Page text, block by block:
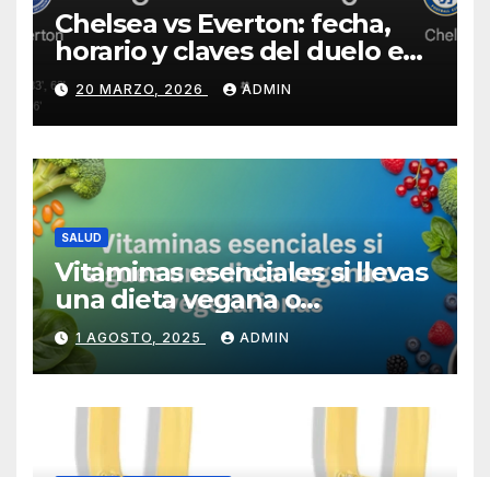
Chelsea vs Everton: fecha,
horario y claves del duelo en
Stamford Bridge
20 MARZO, 2026 ADMIN
SALUD
Vitaminas esenciales si llevas
una dieta vegana o
vegetariana
1 AGOSTO, 2025 ADMIN